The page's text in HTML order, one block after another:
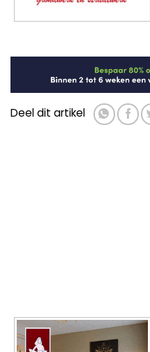
Deel dit artikel